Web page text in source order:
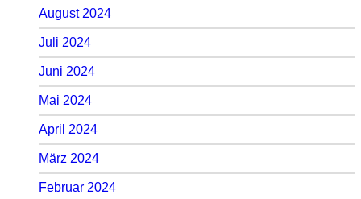
August 2024
Juli 2024
Juni 2024
Mai 2024
April 2024
März 2024
Februar 2024